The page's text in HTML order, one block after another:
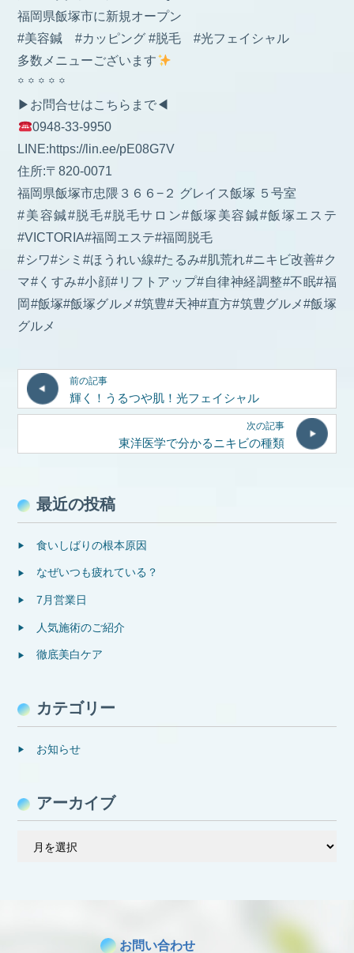
福岡県飯塚市に新規オープン
#美容鍼 #カッピング #脱毛 #光フェイシャル
多数メニューございます
꙳ ꙳ ꙳ ꙳ ꙳
▶︎お問合せはこちらまで◀︎
0948-33-9950
LINE:https://lin.ee/pE08G7V
住所:〒820-0071
福岡県飯塚市忠隈３６６−２ グレイス飯塚 ５号室
#美容鍼#脱毛#脱毛サロン#飯塚美容鍼#飯塚エステ
#VICTORIA#福岡エステ#福岡脱毛
#シワ#シミ#ほうれい線#たるみ#肌荒れ#ニキビ改善#ク
マ#くすみ#小顔#リフトアップ#自律神経調整#不眠#福
岡#飯塚#飯塚グルメ#筑豊#天神#直方#筑豊グルメ#飯塚
グルメ
前の記事
輝く！うるつや肌！光フェイシャル
次の記事
東洋医学で分かるニキビの種類
最近の投稿
食いしばりの根本原因
なぜいつも疲れている？
7月営業日
人気施術のご紹介
徹底美白ケア
カテゴリー
お知らせ
アーカイブ
お問い合わせ